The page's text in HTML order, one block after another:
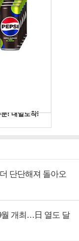
단단해져 돌아오
월 개최…日 열도 달